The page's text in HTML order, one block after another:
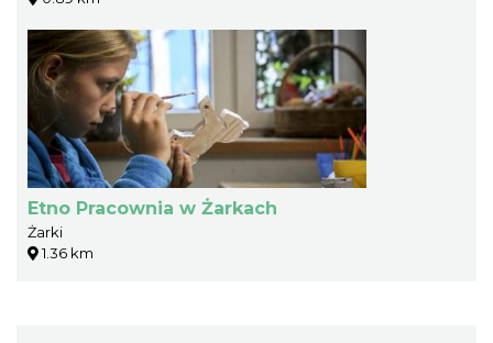
Etno Pracownia w Żarkach
Żarki
1.36 km